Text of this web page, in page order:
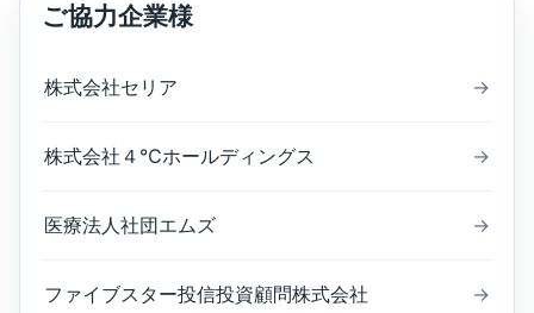
ご協力企業様
株式会社セリア →
株式会社４℃ホールディングス →
医療法人社団エムズ →
ファイブスター投信投資顧問株式会社 →